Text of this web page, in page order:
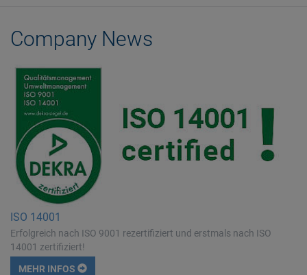
Company News
ISO 14001
Erfolgreich nach ISO 9001 rezertifiziert und erstmals nach ISO
14001 zertifiziert!
MEHR INFOS